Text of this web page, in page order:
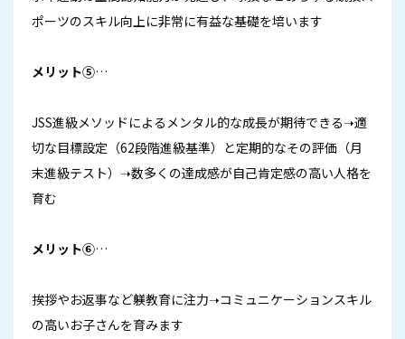
ポーツのスキル向上に非常に有益な基礎を培います
メリット⑤…
JSS進級メソッドによるメンタル的な成長が期待できる➝適
切な目標設定（62段階進級基準）と定期的なその評価（月
末進級テスト）➝数多くの達成感が自己肯定感の高い人格を
育む
メリット⑥…
挨拶やお返事など躾教育に注力➝コミュニケーションスキル
の高いお子さんを育みます